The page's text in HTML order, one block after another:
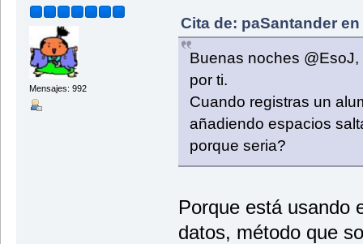
Mensajes: 992
Cita de: paSantander
Buenas noches
por ti.
Cuando registras un
añadiendo espacios
porque seria?
Porque está usando
datos, método que